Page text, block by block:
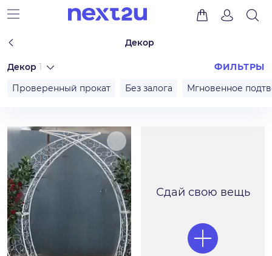
Декор
Декор 1
ФИЛЬТРЫ
Проверенный прокат
Без залога Мгновенное
Сдай свою вещь